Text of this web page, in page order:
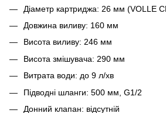
Діаметр картриджа: 26 мм (VOLLE
Довжина виливу: 160 мм
Висота виливу: 246 мм
Висота змішувача: 290 мм
Витрата води: до 9 л/хв
Підводні шланги: 500 мм, G1/2
Донний клапан: відсутній